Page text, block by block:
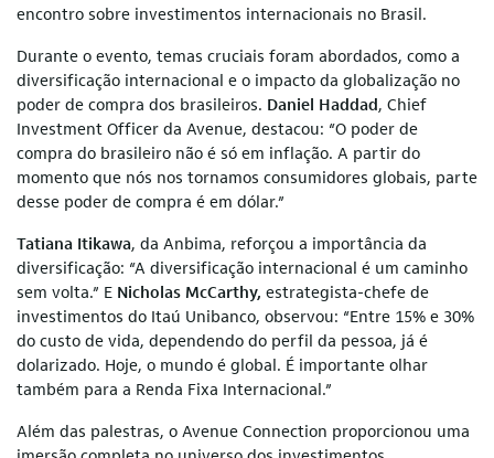
encontro sobre investimentos internacionais no Brasil.
Durante o evento, temas cruciais foram abordados, como a
diversificação internacional e o impacto da globalização no
poder de compra dos brasileiros. Daniel Haddad, Chief
Investment Officer da Avenue, destacou: “O poder de
compra do brasileiro não é só em inflação. A partir do
momento que nós nos tornamos consumidores globais, parte
desse poder de compra é em dólar.”
Tatiana Itikawa, da Anbima, reforçou a importância da
diversificação: “A diversificação internacional é um caminho
sem volta.” E Nicholas McCarthy, estrategista-chefe de
investimentos do Itaú Unibanco, observou: “Entre 15% e 30%
do custo de vida, dependendo do perfil da pessoa, já é
dolarizado. Hoje, o mundo é global. É importante olhar
também para a Renda Fixa Internacional.”
Além das palestras, o Avenue Connection proporcionou uma